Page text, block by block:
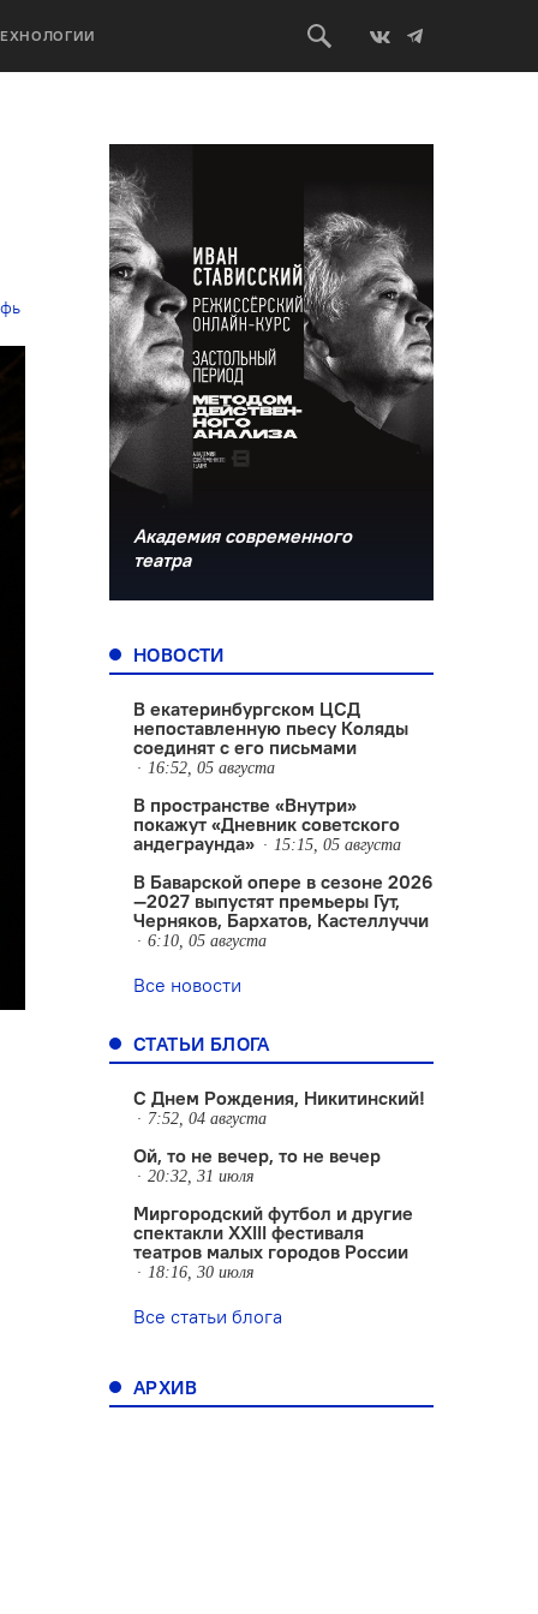
Академия современного
театра
НОВОСТИ
В екатеринбургском ЦСД
непоставленную пьесу Коляды
соединят с его письмами
16:52, 05 августа
В пространстве «Внутри»
покажут «Дневник советского
андеграунда»
15:15, 05 августа
В Баварской опере в сезоне 2026
—2027 выпустят премьеры Гут,
Черняков, Бархатов, Кастеллуччи
6:10, 05 августа
Все новости
СТАТЬИ БЛОГА
С Днем Рождения, Никитинский!
7:52, 04 августа
Ой, то не вечер, то не вечер
20:32, 31 июля
Миргородский футбол и другие
спектакли XXIII фестиваля
театров малых городов России
18:16, 30 июля
Все статьи блога
АРХИВ